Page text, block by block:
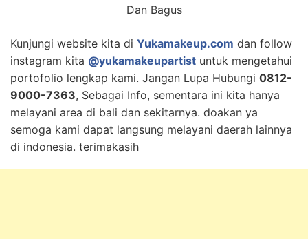
Dan Bagus
Kunjungi website kita di Yukamakeup.com dan follow
instagram kita @yukamakeupartist untuk mengetahui
portofolio lengkap kami. Jangan Lupa Hubungi 0812-
9000-7363, Sebagai Info, sementara ini kita hanya
melayani area di bali dan sekitarnya. doakan ya
semoga kami dapat langsung melayani daerah lainnya
di indonesia. terimakasih